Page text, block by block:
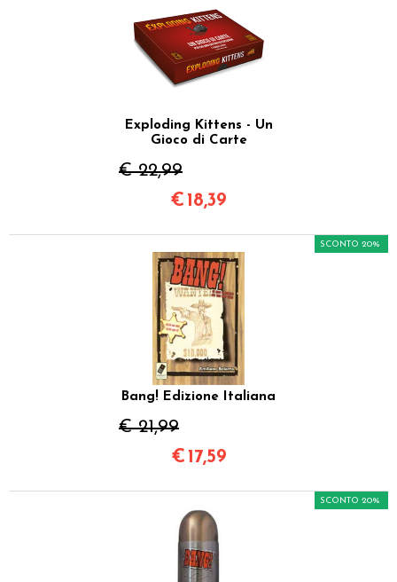
Exploding Kittens - Un
Gioco di Carte
€ 22,99
€ 18,39
Bang! Edizione Italiana
€ 21,99
SCONTO 20%
€ 17,59
SCONTO 20%